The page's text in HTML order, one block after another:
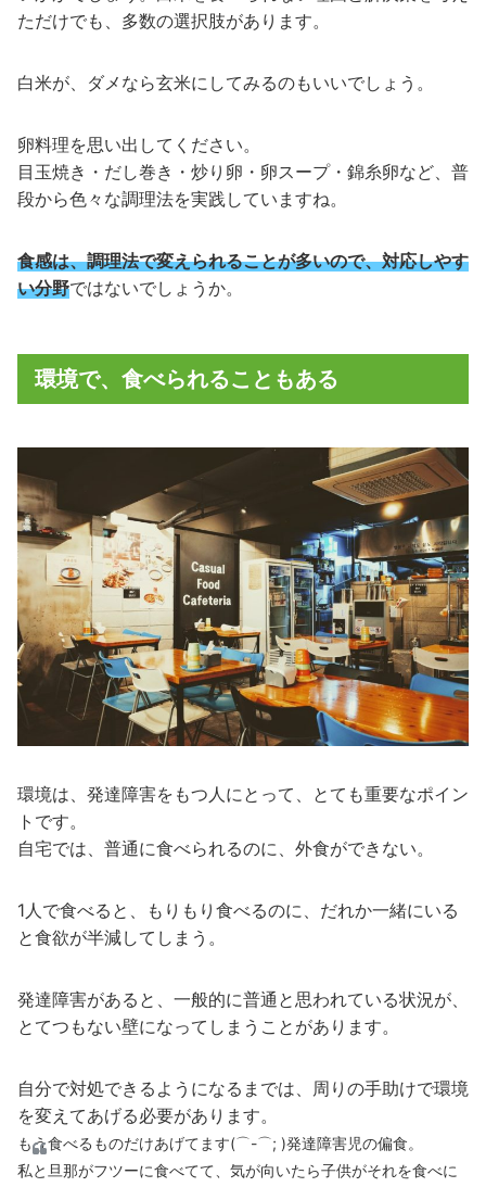
ただけでも、多数の選択肢があります。
白米が、ダメなら玄米にしてみるのもいいでしょう。
卵料理を思い出してください。
目玉焼き・だし巻き・炒り卵・卵スープ・錦糸卵など、普
段から色々な調理法を実践していますね。
食感は、調理法で変えられることが多いので、対応しやす
い分野ではないでしょうか。
環境で、食べられることもある
環境は、発達障害をもつ人にとって、とても重要なポイン
トです。
自宅では、普通に食べられるのに、外食ができない。
1人で食べると、もりもり食べるのに、だれか一緒にいる
と食欲が半減してしまう。
発達障害があると、一般的に普通と思われている状況が、
とてつもない壁になってしまうことがあります。
自分で対処できるようになるまでは、周りの手助けで環境
を変えてあげる必要があります。
もう食べるものだけあげてます(⌒-⌒; )発達障害児の偏食。
私と旦那がフツーに食べてて、気が向いたら子供がそれを食べに